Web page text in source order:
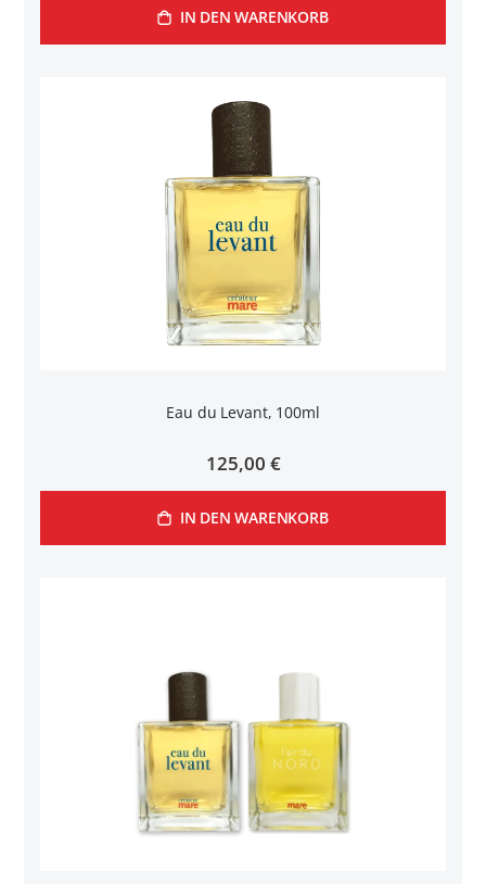
IN DEN WARENKORB
Eau du Levant, 100ml
125,00 €
IN DEN WARENKORB